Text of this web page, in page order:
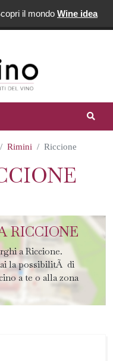
il mondo Wine idea
Rimini Riccione
RICCIONE
a Riccione.
la possibilitÃ di
a te o alla zona